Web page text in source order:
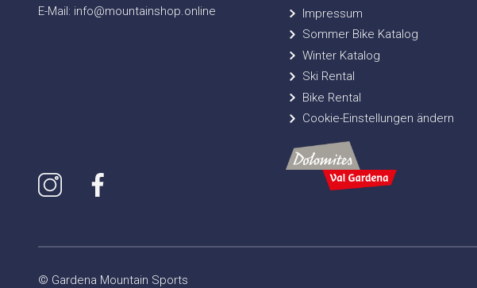
E-Mail: info@mountainshop.online
Impressum
Sommer Bike Katalog
Winter Katalog
Ski Rental
Bike Rental
Cookie-Einstellungen ändern
© Gardena Mountain Sports